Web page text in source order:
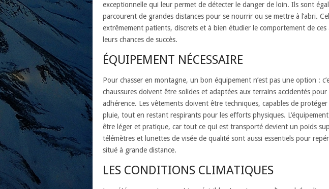
exceptionnelle qui leur permet de détecter le danger de loin. Ils sont
parcourent de grandes distances pour se nourrir ou se mettre à l’abri.
extrêmement patients, discrets et à bien étudier le comportement de ces
leurs chances de succès.
ÉQUIPEMENT NÉCESSAIRE
Pour chasser en montagne, un bon équipement n’est pas une option :
chaussures doivent être solides et adaptées aux terrains accidentés
adhérence. Les vêtements doivent être techniques, capables de
pluie, tout en restant respirants pour les efforts physiques.
être léger et pratique, car tout ce qui est transporté devient un poids
télémètres et lunettes de visée de qualité sont aussi essentiels pour
situé à grande distance.
LES CONDITIONS CLIMATIQUES